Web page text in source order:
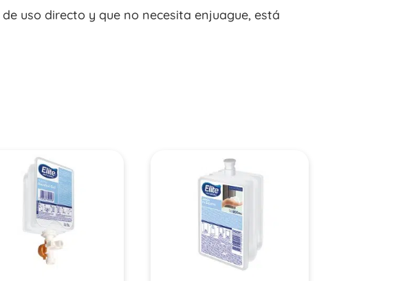
uso directo y que no necesita enjuague, está